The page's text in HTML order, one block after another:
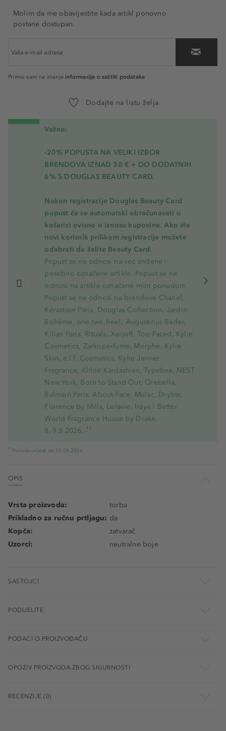
Molim da me obavijestite kada artikl ponovno
postane dostupan.
Primio sam na znanje informacije o zaštiti podataka
Dodajte na listu želja
Važno:
-20% POPUSTA NA VELIKI IZBOR
BRENDOVA IZNAD 30 € + DO DODATNIH
6% S DOUGLAS BEAUTY CARD.
Nakon registracije Douglas Beauty Card
popust će se automatski obračunavati u
košarici ovisno o iznosu kupovine. Ako ste
novi korisnik prilikom registracije možete
odabrati da želite Beauty Card.
Popust se ne odnosi na već snižene i
posebno označene artikle. Popust se ne
odnosi na artikle označene mint ponudom.
Popust se ne odnosi na brendove Chanel,
Kérastase Paris, Douglas Collection, Jardin
Bohème, one.two.free!, Augustinus Bader,
Kilian Paris, Rituals, Xerjoff, Too Faced, Kylie
Cosmetics, Zarkoperfume, Morphe, Kylie
Skin, e.l.f. Cosmetics, Kylie Jenner
Fragrance, Khloe Kardashian, Typebea, NEST
New York, Born to Stand Out, Orebella,
Balmain Paris, About-Face, Mulac, Drybar,
Florence by Mills, Lolavie, Iraye i Better
World Fragrance House by Drake.
8.-9.8.2026. *1
*1 Ponuda vrijedi do 10.08.2026
OPIS
Vrsta proizvoda:
torba
Prikladno za ručnu prtljagu: da
Kopča:
zatvarač
Uzorci:
neutralne boje
SASTOJCI
PODIJELITE
PODACI O PROIZVOĐAČU
OPOZIV PROIZVODA ZBOG SIGURNOSTI
RECENZIJE (0)